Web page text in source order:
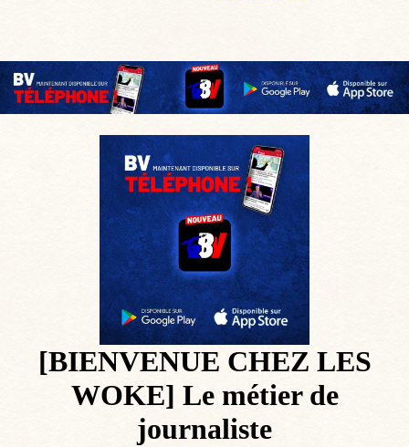
[BIENVENUE CHEZ LES
WOKE] Le métier de
journaliste